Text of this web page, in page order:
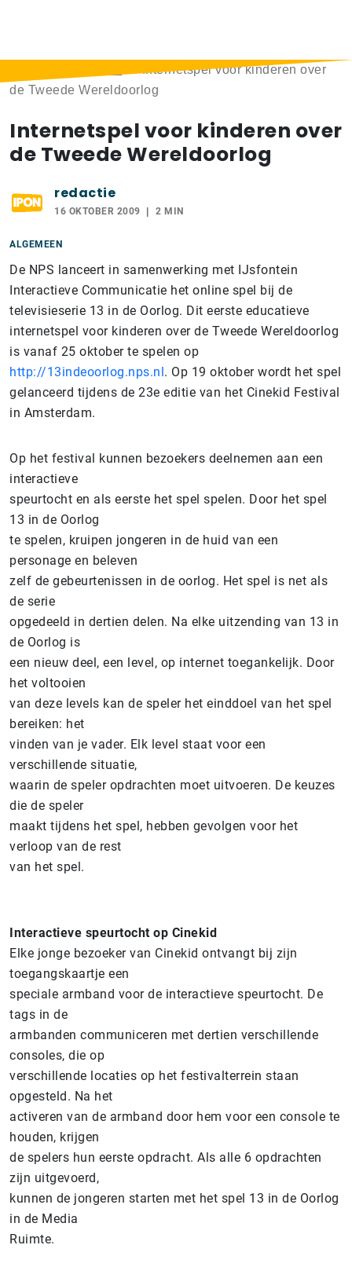
Internetspel voor kinderen over
de Tweede Wereldoorlog
Internetspel voor kinderen over
de Tweede Wereldoorlog
redactie
16 OKTOBER 2009 2 MIN
ALGEMEEN
De NPS lanceert in samenwerking met IJsfontein
Interactieve Communicatie het online spel bij de
televisieserie 13 in de Oorlog. Dit eerste educatieve
internetspel voor kinderen over de Tweede Wereldoorlog
is vanaf 25 oktober te spelen op
http://13indeoorlog.nps.nl. Op 19 oktober wordt het spel
gelanceerd tijdens de 23e editie van het Cinekid Festival
in Amsterdam.
Op het festival kunnen bezoekers deelnemen aan een
interactieve
speurtocht en als eerste het spel spelen. Door het spel
13 in de Oorlog
te spelen, kruipen jongeren in de huid van een
personage en beleven
zelf de gebeurtenissen in de oorlog. Het spel is net als
de serie
opgedeeld in dertien delen. Na elke uitzending van 13 in
de Oorlog is
een nieuw deel, een level, op internet toegankelijk. Door
het voltooien
van deze levels kan de speler het einddoel van het spel
bereiken: het
vinden van je vader. Elk level staat voor een
verschillende situatie,
waarin de speler opdrachten moet uitvoeren. De keuzes
die de speler
maakt tijdens het spel, hebben gevolgen voor het
verloop van de rest
van het spel.
Interactieve speurtocht op Cinekid
Elke jonge bezoeker van Cinekid ontvangt bij zijn
toegangskaartje een
speciale armband voor de interactieve speurtocht. De
tags in de
armbanden communiceren met dertien verschillende
consoles, die op
verschillende locaties op het festivalterrein staan
opgesteld. Na het
activeren van de armband door hem voor een console te
houden, krijgen
de spelers hun eerste opdracht. Als alle 6 opdrachten
zijn uitgevoerd,
kunnen de jongeren starten met het spel 13 in de Oorlog
in de Media
Ruimte.